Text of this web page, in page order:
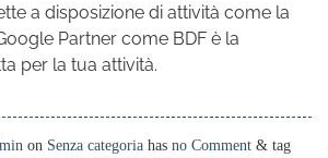
a disposizione di attività come la
Partner come BDF è la
per la tua attività.
on Senza categoria has no Comment & tag